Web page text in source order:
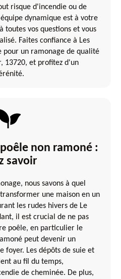
risque d'incendie ou de
dynamique est à votre
toutes vos questions et vous
Faites confiance à Les
pour un ramonage de qualité
13720, et profitez d'un
non ramoné :
savoir
nous savons à quel
une maison en un
les rudes hivers de Le
il est crucial de ne pas
poêle, en particulier le
peut devenir un
foyer. Les dépôts de suie et
au fil du temps,
de cheminée. De plus,